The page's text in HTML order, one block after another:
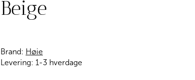
Beige
Brand: Høie
Levering: 1-3 hverdage